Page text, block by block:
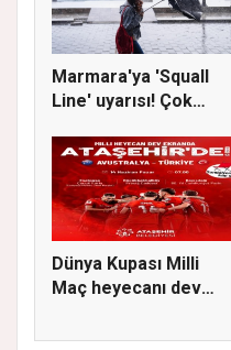
Marmara'ya 'Squall
Line' uyarısı! Çok
Dünya Kupası Milli
Maç heyecanı dev